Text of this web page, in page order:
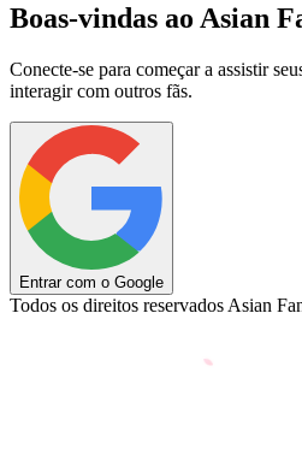
Boas-vindas ao Asian
Conecte-se para começar a assistir
interagir com outros fãs.
Entrar com o Google
Todos os direitos reservados Asian